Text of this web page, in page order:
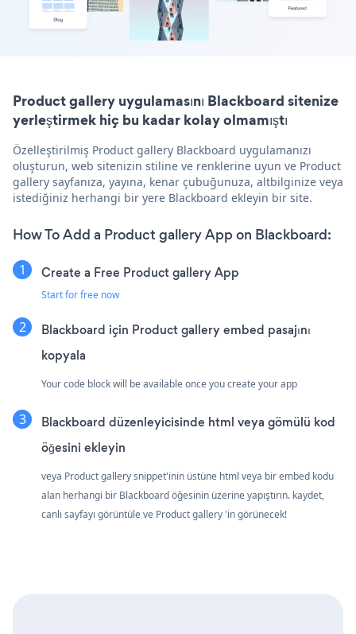
Product gallery uygulamasını Blackboard sitenize
yerleştirmek hiç bu kadar kolay olmamıştı
Özelleştirilmiş Product gallery Blackboard uygulamanızı
oluşturun, web sitenizin stiline ve renklerine uyun ve Product
gallery sayfanıza, yayına, kenar çubuğunuza, altbilginize veya
istediğiniz herhangi bir yere Blackboard ekleyin bir site.
How To Add a Product gallery App on Blackboard:
Create a Free Product gallery App
Start for free now
Blackboard için Product gallery embed pasajını
kopyala
Your code block will be available once you create your app
Blackboard düzenleyicisinde html veya gömülü kod
öğesini ekleyin
veya Product gallery snippet'inin üstüne html veya bir embed kodu
alan herhangi bir Blackboard öğesinin üzerine yapıştırın. kaydet,
canlı sayfayı görüntüle ve Product gallery 'in görünecek!